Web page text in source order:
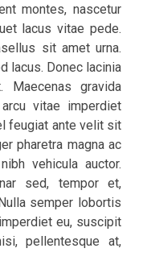
montes, nascetur
lacus vitae pede.
sit amet urna.
lacus. Donec lacinia
gravida
vitae imperdiet
feugiat ante velit sit
pharetra magna ac
vehicula auctor.
sed, tempor et,
semper lobortis
eu, suscipit
pellentesque at,